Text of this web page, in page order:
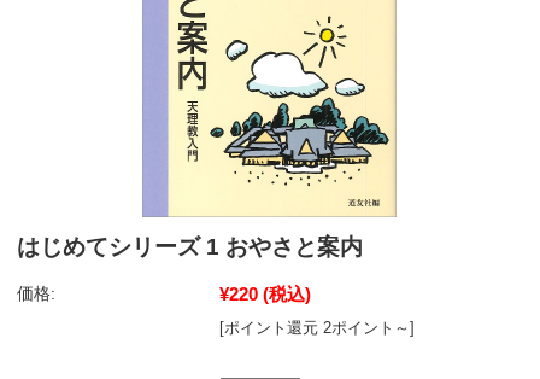
はじめてシリーズ 1 おやさと案内
価格: ¥220 (税込)
[ポイント還元 2ポイント～]